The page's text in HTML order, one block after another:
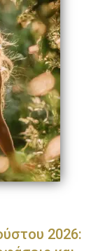
2026: